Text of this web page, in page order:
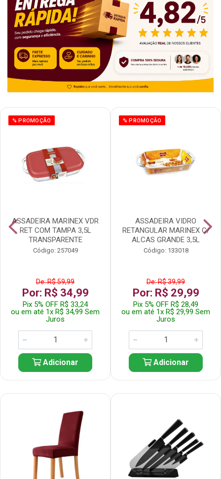
% PROMOÇÃO
ASSADEIRA MARINEX VDR
RET COM TAMPA 3,5L
TRANSPARENTE
Código: 257049
De: R$ 59,99
Por: R$ 34,99
Pix 5% OFF R$ 33,24
ou em até 1x R$ 34,99 Sem
Juros
Adicionar
% PROMOÇÃO
ASSADEIRA VIDRO
RETANGULAR MARINEX C/
ALCAS GRANDE 3,5L
Código: 133018
De: R$ 39,99
Por: R$ 29,99
Pix 5% OFF R$ 28,49
ou em até 1x R$ 29,99 Sem
Juros
Adicionar